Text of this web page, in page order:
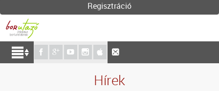
Regisztráció
Hírek